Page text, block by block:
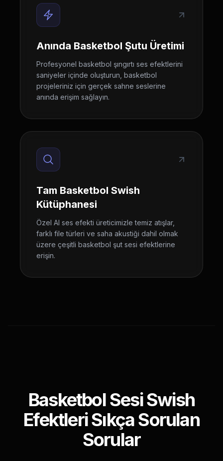
Anında Basketbol Şutu Üretimi
Profesyonel basketbol şıngırtı ses efektlerini
saniyeler içinde oluşturun, basketbol
projeleriniz için gerçek sahne seslerine
anında erişim sağlayın.
Tam Basketbol Swish
Kütüphanesi
Özel AI ses efekti üreticimizle temiz atışlar,
farklı file türleri ve saha akustiği dahil olmak
üzere çeşitli basketbol şut sesi efektlerine
erişin.
Basketbol Sesi Swish
Efektleri Sıkça Sorulan
Sorular